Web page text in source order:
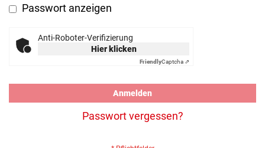
Passwort anzeigen
Anti-Roboter-Verifizierung
Hier klicken
FriendlyCaptcha ⇗
Anmelden
Passwort vergessen?